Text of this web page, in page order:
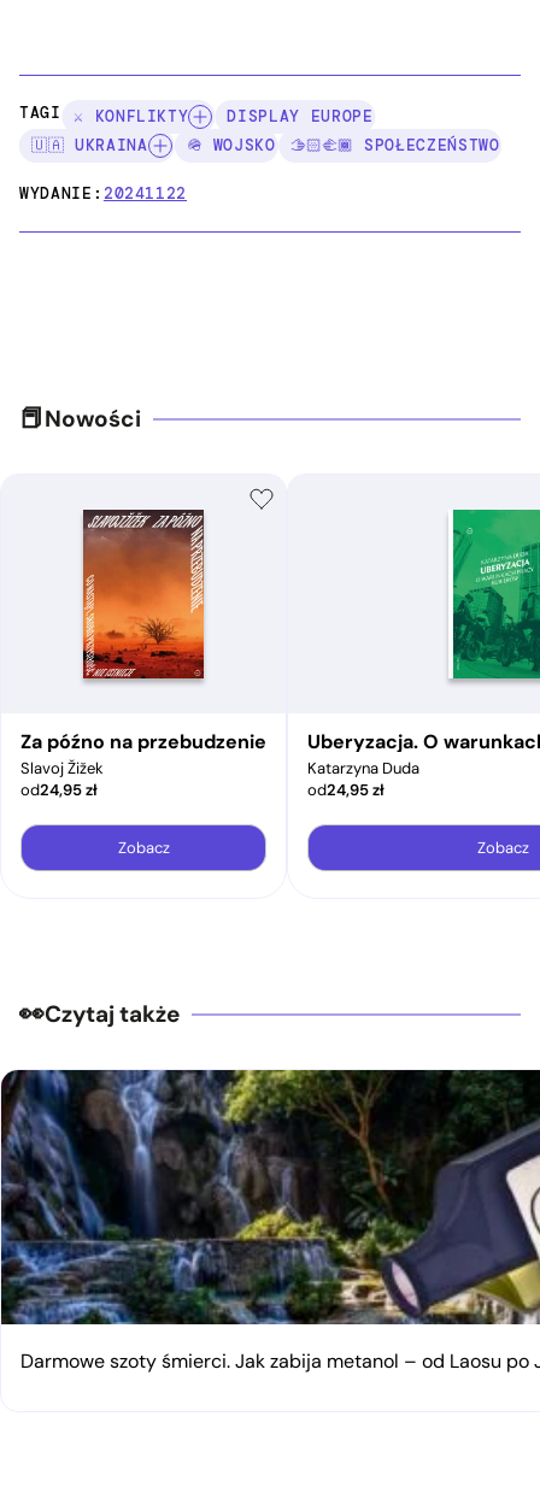
TAGI: ⚔️ KONFLIKTY
DISPLAY EUROPE
🇺🇦 UKRAINA
🪖 WOJSKO 🫱🏻‍🫲🏾 SPOŁECZEŃSTWO
WYDANIE:20241122
Nowości
Za późno na przebudzenie
Slavoj Žižek
od24,95zł
Zobacz
Uberyzacja. O
Katarzyna Duda
od24,95zł
Zobacz
Czytaj także
Darmowe szoty śmierci. Jak zabija metanol – od Laosu po